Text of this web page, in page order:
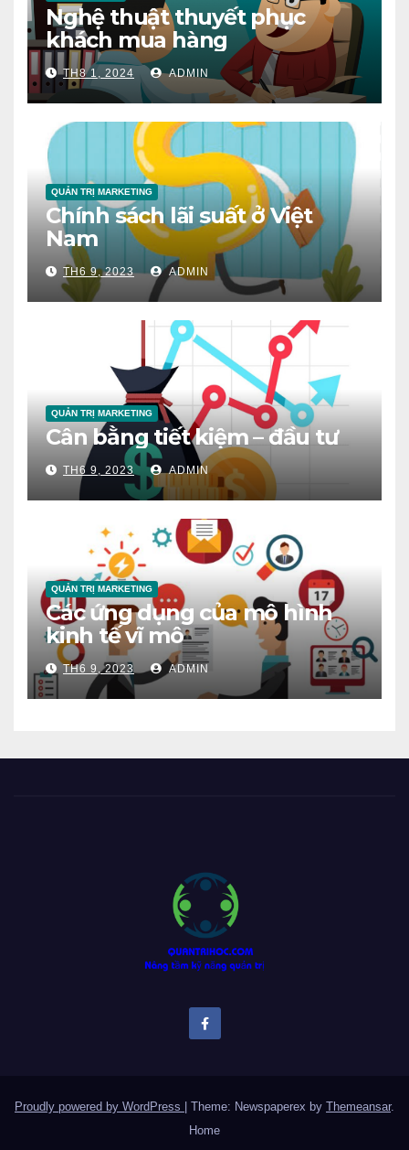
Nghệ thuật thuyết phục
khách mua hàng
TH8 1, 2024 ADMIN
QUẢN TRỊ MARKETING
Chính sách lãi suất ở Việt
Nam
TH6 9, 2023 ADMIN
QUẢN TRỊ MARKETING
Cân bằng tiết kiệm – đầu tư
TH6 9, 2023 ADMIN
QUẢN TRỊ MARKETING
Các ứng dụng của mô hình
kinh tế vĩ mô
TH6 9, 2023 ADMIN
Proudly powered by WordPress Theme: Newspaperex by Themeansar.
Home